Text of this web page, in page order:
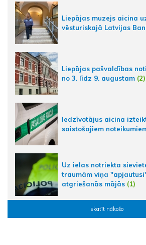
Liepājas muzejs aicina
vēsturiskajā Latvijas
Liepājas pašvaldības
no 3. līdz 9. augustam (2)
Iedzīvotājus aicina
saistošajiem
Uz ielas notriekta
traumām viņa
atgriešanās mājās (1)
skatīt nākošo